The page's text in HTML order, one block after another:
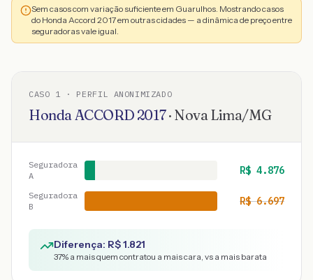
Sem casos com variação suficiente em Guarulhos. Mostrando casos
do Honda Accord 2017 em outras cidades — a dinâmica de preço entre
seguradoras vale igual.
CASO 1 · PERFIL ANONIMIZADO
HondaACCORD 2017· Nova Lima/MG
Seguradora
A
R$ 4.876
Seguradora
B
R$6.697
Diferença: R$1.821
37% a mais quem contratou a mais cara, vs a mais barata